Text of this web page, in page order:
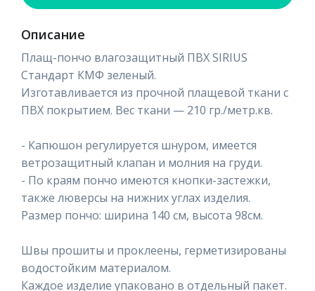
Описание
Плащ-пончо влагозащитный ПВХ SIRIUS
Стандарт КМФ зеленый.
Изготавливается из прочной плащевой ткани с
ПВХ покрытием. Вес ткани — 210 гр./метр.кв.
- Капюшон регулируется шнуром, имеется
ветрозащитный клапан и молния на груди.
- По краям пончо имеются кнопки-застежки,
также люверсы на нижних углах изделия.
Размер пончо: ширина 140 см, высота 98см.
Швы прошиты и проклеены, герметизированы
водостойким материалом.
Каждое изделие упаковано в отдельный пакет.